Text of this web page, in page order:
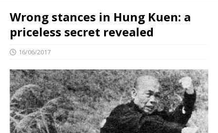
Wrong stances in Hung Kuen: a
priceless secret revealed
16/06/2017